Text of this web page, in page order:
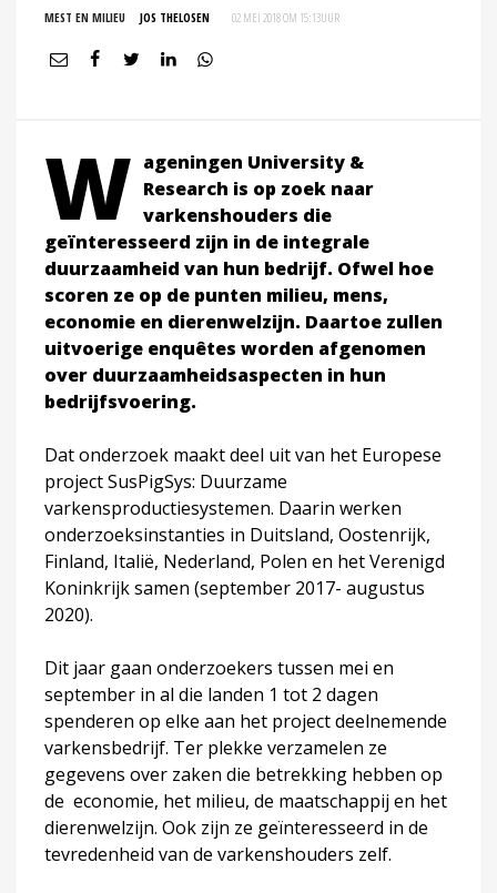
MEST EN MILIEU JOS THELOSEN 02 MEI 2018 OM 15:13UUR
W ageningen University &
Research is op zoek naar
varkenshouders die
geïnteresseerd zijn in de integrale
duurzaamheid van hun bedrijf. Ofwel hoe
scoren ze op de punten milieu, mens,
economie en dierenwelzijn. Daartoe zullen
uitvoerige enquêtes worden afgenomen
over duurzaamheidsaspecten in hun
bedrijfsvoering.
Dat onderzoek maakt deel uit van het Europese
project SusPigSys: Duurzame
varkensproductiesystemen. Daarin werken
onderzoeksinstanties in Duitsland, Oostenrijk,
Finland, Italië, Nederland, Polen en het Verenigd
Koninkrijk samen (september 2017- augustus
2020).
Dit jaar gaan onderzoekers tussen mei en
september in al die landen 1 tot 2 dagen
spenderen op elke aan het project deelnemende
varkensbedrijf. Ter plekke verzamelen ze
gegevens over zaken die betrekking hebben op
de economie, het milieu, de maatschappij en het
dierenwelzijn. Ook zijn ze geïnteresseerd in de
tevredenheid van de varkenshouders zelf.